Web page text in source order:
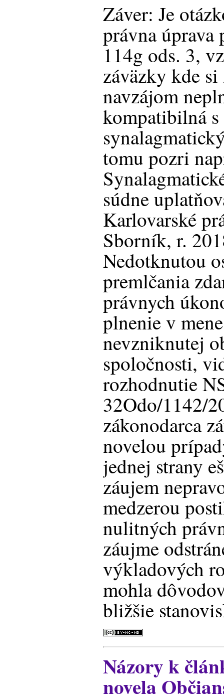
Záver: Je
právna úprava
114g ods. 3,
záväzky kde
navzájom
kompatibilná
tomu pozri
súdne
Karlovarské
Sborník, r.
Nedotknutou
premlčania
právnych
plnenie v
nevzniknutej
spoločnosti,
rozhodnutie
32Odo/1142/
zákonodarca
novelou
jednej strany
záujem
medzerou
nulitných
záujme
výkladových
mohla
bližšie
Názory k
novela